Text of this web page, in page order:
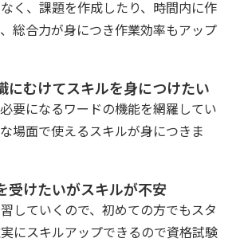
く、課題を作成したり、時間内に作
総合力が身につき作業効率もアップ
むけてスキルを身につけたい
要になるワードの機能を網羅してい
場面で使えるスキルが身につきま
けたいがスキルが不安
していくので、初めての方でもスタ
にスキルアップできるので資格試験